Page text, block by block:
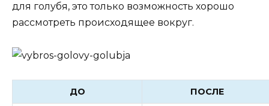
для голубя, это только возможность хорошо
рассмотреть происходящее вокруг.
ДО ПОСЛЕ